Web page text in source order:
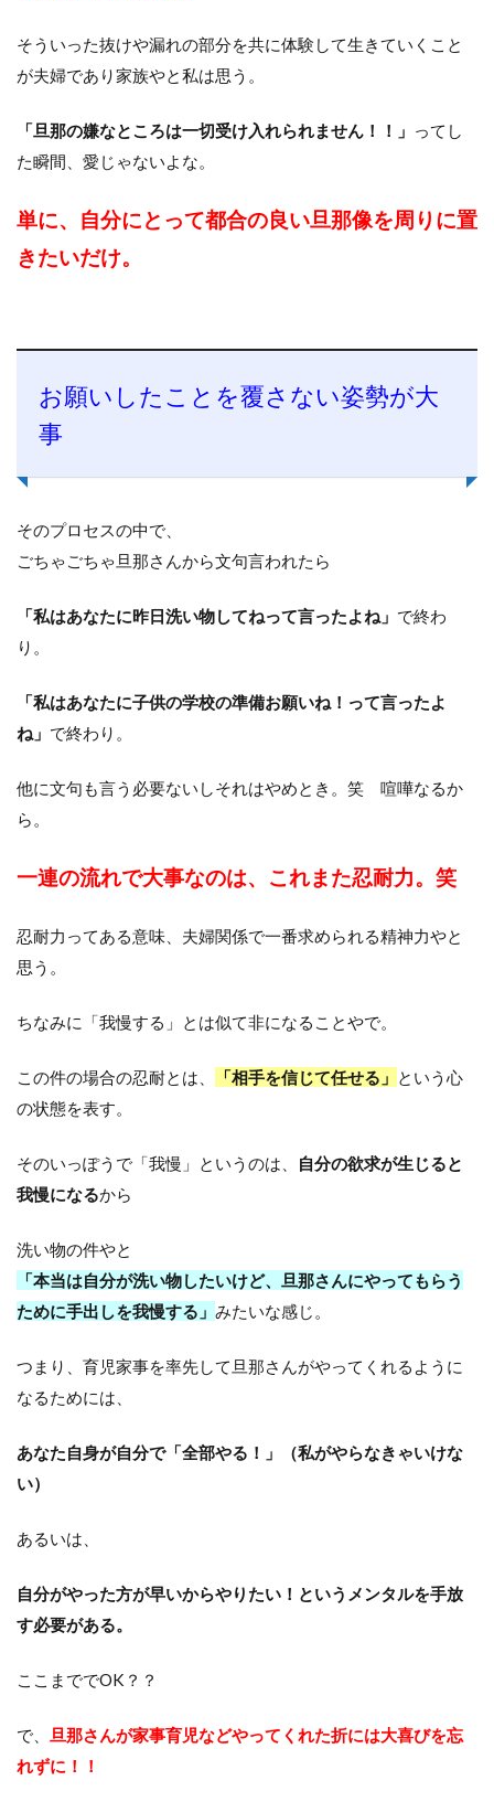
そういった抜けや漏れの部分を共に体験して生きていくこと
が夫婦であり家族やと私は思う。
「旦那の嫌なところは一切受け入れられません！！」 ってし
た瞬間、愛じゃないよな。
単に、自分にとって都合の良い旦那像を周りに置
きたいだけ。
お願いしたことを覆さない姿勢が大
事
そのプロセスの中で、
ごちゃごちゃ旦那さんから文句言われたら
「私はあなたに昨日洗い物してねって言ったよね」 で終わ
り。
「私はあなたに子供の学校の準備お願いね！って言ったよ
ね」 で終わり。
他に文句も言う必要ないしそれはやめとき。笑 喧嘩なるか
ら。
一連の流れで大事なのは、これまた忍耐力。笑
忍耐力ってある意味、夫婦関係で一番求められる精神力やと
思う。
ちなみに「我慢する」とは似て非になることやで。
この件の場合の忍耐とは、 「相手を信じて任せる」 という心
の状態を表す。
そのいっぽうで「我慢」というのは、
自分の欲求が生じると
我慢になるから
洗い物の件やと
「本当は自分が洗い物したいけど、旦那さんにやってもらう
ために手出しを我慢する」 みたいな感じ。
つまり、育児家事を率先して旦那さんがやってくれるように
なるためには、
あなた自身が自分で「全部やる！」（私がやらなきゃいけな
い）
あるいは、
自分がやった方が早いからやりたい！というメンタルを手放
す必要がある。
ここまででOK？？
で、 旦那さんが家事育児などやってくれた折には大喜びを忘
れずに！！